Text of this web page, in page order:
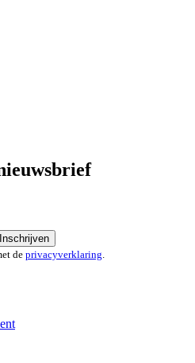
Inschrijven
de privacyverklaring